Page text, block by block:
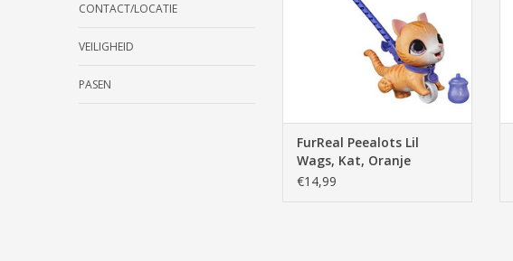
CONTACT/LOCATIE
VEILIGHEID
PASEN
FurReal Peealots Lil
Wags, Kat, Oranje
€14,99